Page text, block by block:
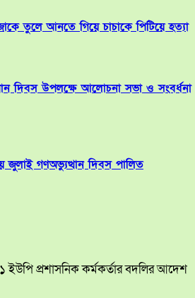
তুলে আনতে গিয়ে চাচাকে পিটিয়ে হত্যা
দিবস উপলক্ষে আলোচনা সভা ও সংবর্ধনা
জুলাই গণঅভ্যুত্থান দিবস পালিত
প্রশাসনিক কর্মকর্তার বদলির আদেশ